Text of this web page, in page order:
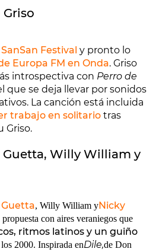
Griso
SanSan Festival y pronto lo
Europa FM en Onda. Griso
introspectiva con Perro de
que se deja llevar por sonidos
La canción está incluida
trabajo en solitario tras
Griso.
Guetta, Willy William y
, Willy William yNicky
propuesta con aires veraniegos que
ritmos latinos y un guiño
2000. Inspirada enDile,de Don